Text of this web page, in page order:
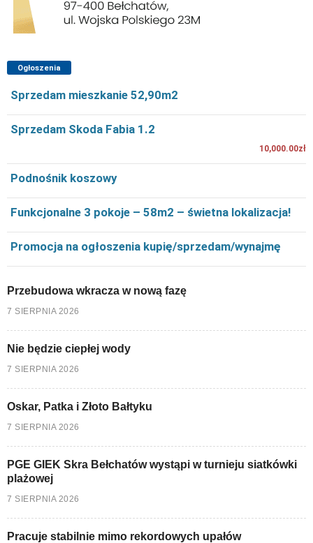
Ogłoszenia
Sprzedam mieszkanie 52,90m2
Sprzedam Skoda Fabia 1.2
10,000.00zł
Podnośnik koszowy
Funkcjonalne 3 pokoje – 58m2 – świetna lokalizacja!
Promocja na ogłoszenia kupię/sprzedam/wynajmę
Przebudowa wkracza w nową fazę
7 SIERPNIA 2026
Nie będzie ciepłej wody
7 SIERPNIA 2026
Oskar, Patka i Złoto Bałtyku
7 SIERPNIA 2026
PGE GIEK Skra Bełchatów wystąpi w turnieju siatkówki
plażowej
7 SIERPNIA 2026
Pracuje stabilnie mimo rekordowych upałów